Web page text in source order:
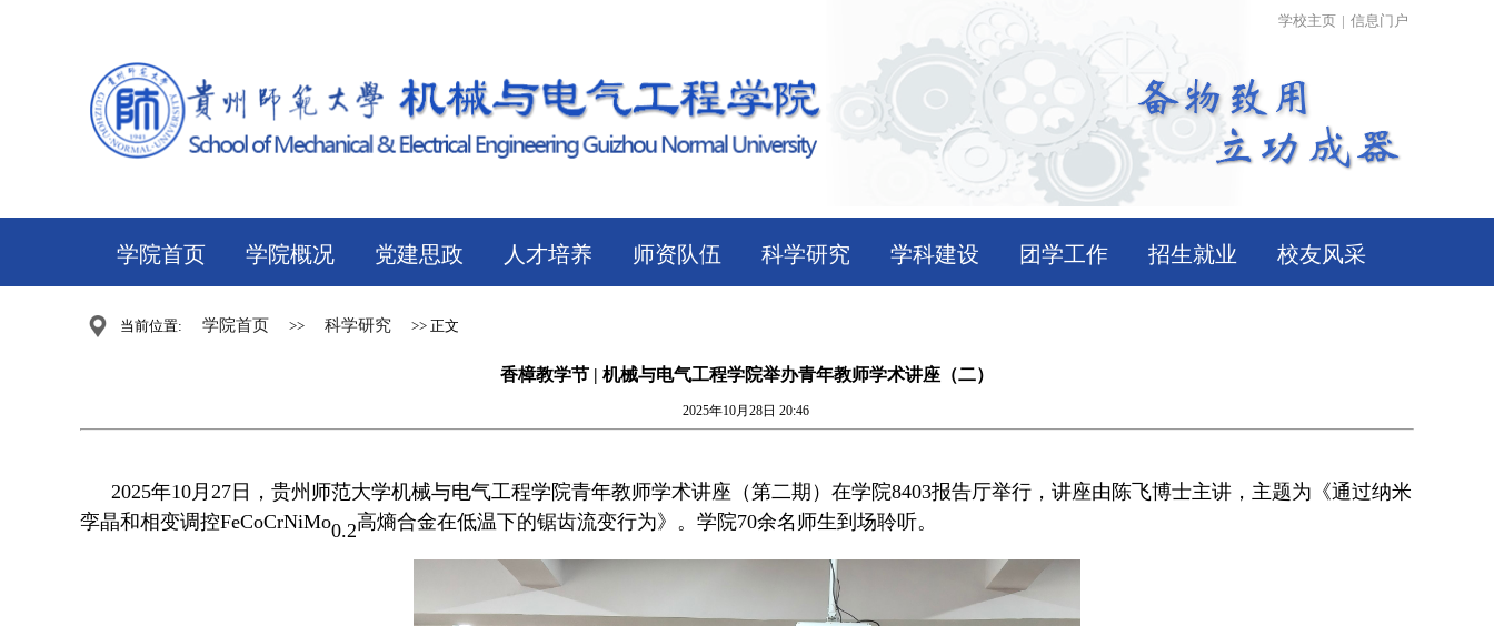
学校主页 | 信息门户
学院首页 学院概况 党建思政 人才培养 师资队伍 科学研究 学科建设 团学工作 招生就业 校友风采
当前位置: 学院首页 >> 科学研究 >> 正文
香樟教学节 | 机械与电气工程学院举办青年教师学术讲座（二）
2025年10月28日 20:46
2025年10月27日，贵州师范大学机械与电气工程学院青年教师学术讲座（第二期 ）在学院8403报告厅举行，讲座由陈飞博士主讲，主题为《通过纳米
孪晶和相变调控FeCoCrNiMo0.2高熵合金在低温下的锯齿流变行为》。学院70余名师生到场聆听。